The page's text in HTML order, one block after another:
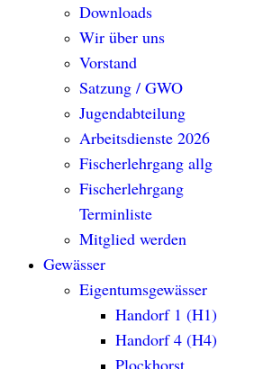
Downloads
Wir über uns
Vorstand
Satzung / GWO
Jugendabteilung
Arbeitsdienste 2026
Fischerlehrgang allg
Fischerlehrgang
Terminliste
Mitglied werden
Gewässer
Eigentumsgewässer
Handorf 1 (H1)
Handorf 4 (H4)
Plockhorst